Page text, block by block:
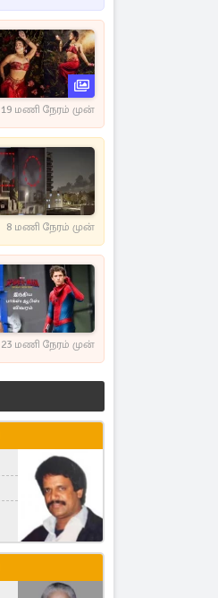
19 மணி நேரம் முன்
8 மணி நேரம் முன்
23 மணி நேரம் முன்